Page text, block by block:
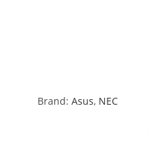
Brand: Asus, NEC